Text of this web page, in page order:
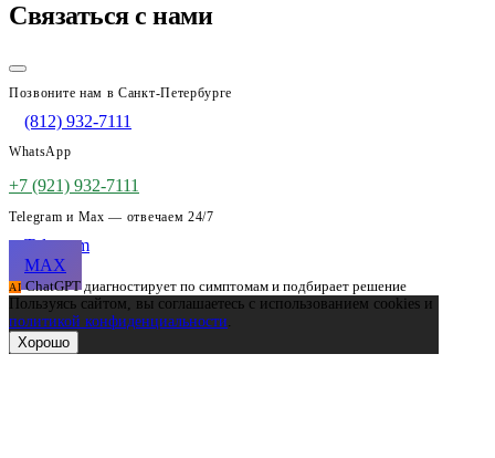
Связаться с нами
Позвоните нам в Санкт-Петербурге
(812) 932-7111
WhatsApp
+7 (921) 932-7111
Telegram и Max — отвечаем 24/7
Telegram
MAX
AI ChatGPT диагностирует по симптомам и подбирает решение
Пользуясь сайтом, вы соглашаетесь с использованием cookies и
политикой конфиденциальности.
Хорошо